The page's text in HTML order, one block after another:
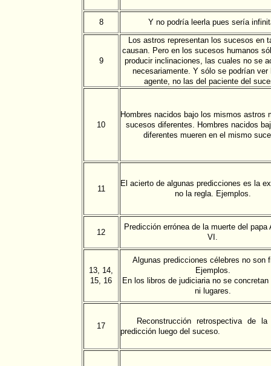
8 Y no podría leerla pues sería
9
Los astros representan los sucesos en
causan. Pero en los sucesos humanos
producir inclinaciones, las cuales no se
necesariamente. Y sólo se podrían ver
agente, no las del paciente del
10
Hombres nacidos bajo los mismos astros
sucesos diferentes. Hombres nacidos
diferentes mueren en el mismo
11
El acierto de algunas predicciones es la
no la regla. Ejemplos.
12
Predicción errónea de la muerte del papa
VI.
13, 14,
15, 16
Algunas predicciones célebres no son
Ejemplos.
En los libros de judiciaria no se concretan
ni lugares.
17
Reconstrucción retrospectiva de la
predicción luego del suceso.